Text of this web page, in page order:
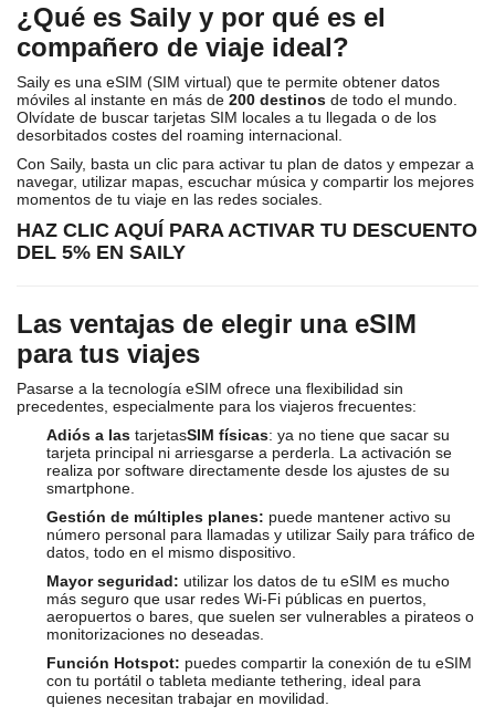
¿Qué es Saily y por qué es el
compañero de viaje ideal?
Saily es una eSIM (SIM virtual) que te permite obtener datos
móviles al instante en más de 200 destinos de todo el mundo.
Olvídate de buscar tarjetas SIM locales a tu llegada o de los
desorbitados costes del roaming internacional.
Con Saily, basta un clic para activar tu plan de datos y empezar a
navegar, utilizar mapas, escuchar música y compartir los mejores
momentos de tu viaje en las redes sociales.
HAZ CLIC AQUÍ PARA ACTIVAR TU DESCUENTO
DEL 5% EN SAILY
Las ventajas de elegir una eSIM
para tus viajes
Pasarse a la tecnología eSIM ofrece una flexibilidad sin
precedentes, especialmente para los viajeros frecuentes:
Adiós a las tarjetasSIM físicas: ya no tiene que sacar su
tarjeta principal ni arriesgarse a perderla. La activación se
realiza por software directamente desde los ajustes de su
smartphone.
Gestión de múltiples planes: puede mantener activo su
número personal para llamadas y utilizar Saily para tráfico de
datos, todo en el mismo dispositivo.
Mayor seguridad: utilizar los datos de tu eSIM es mucho
más seguro que usar redes Wi-Fi públicas en puertos,
aeropuertos o bares, que suelen ser vulnerables a pirateos o
monitorizaciones no deseadas.
Función Hotspot: puedes compartir la conexión de tu eSIM
con tu portátil o tableta mediante tethering, ideal para
quienes necesitan trabajar en movilidad.